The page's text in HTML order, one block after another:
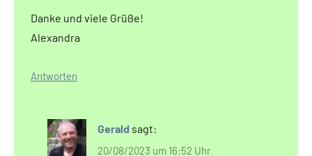
Danke und viele Grüße!
Alexandra
Antworten
Gerald sagt:
20/08/2023 um 16:52 Uhr